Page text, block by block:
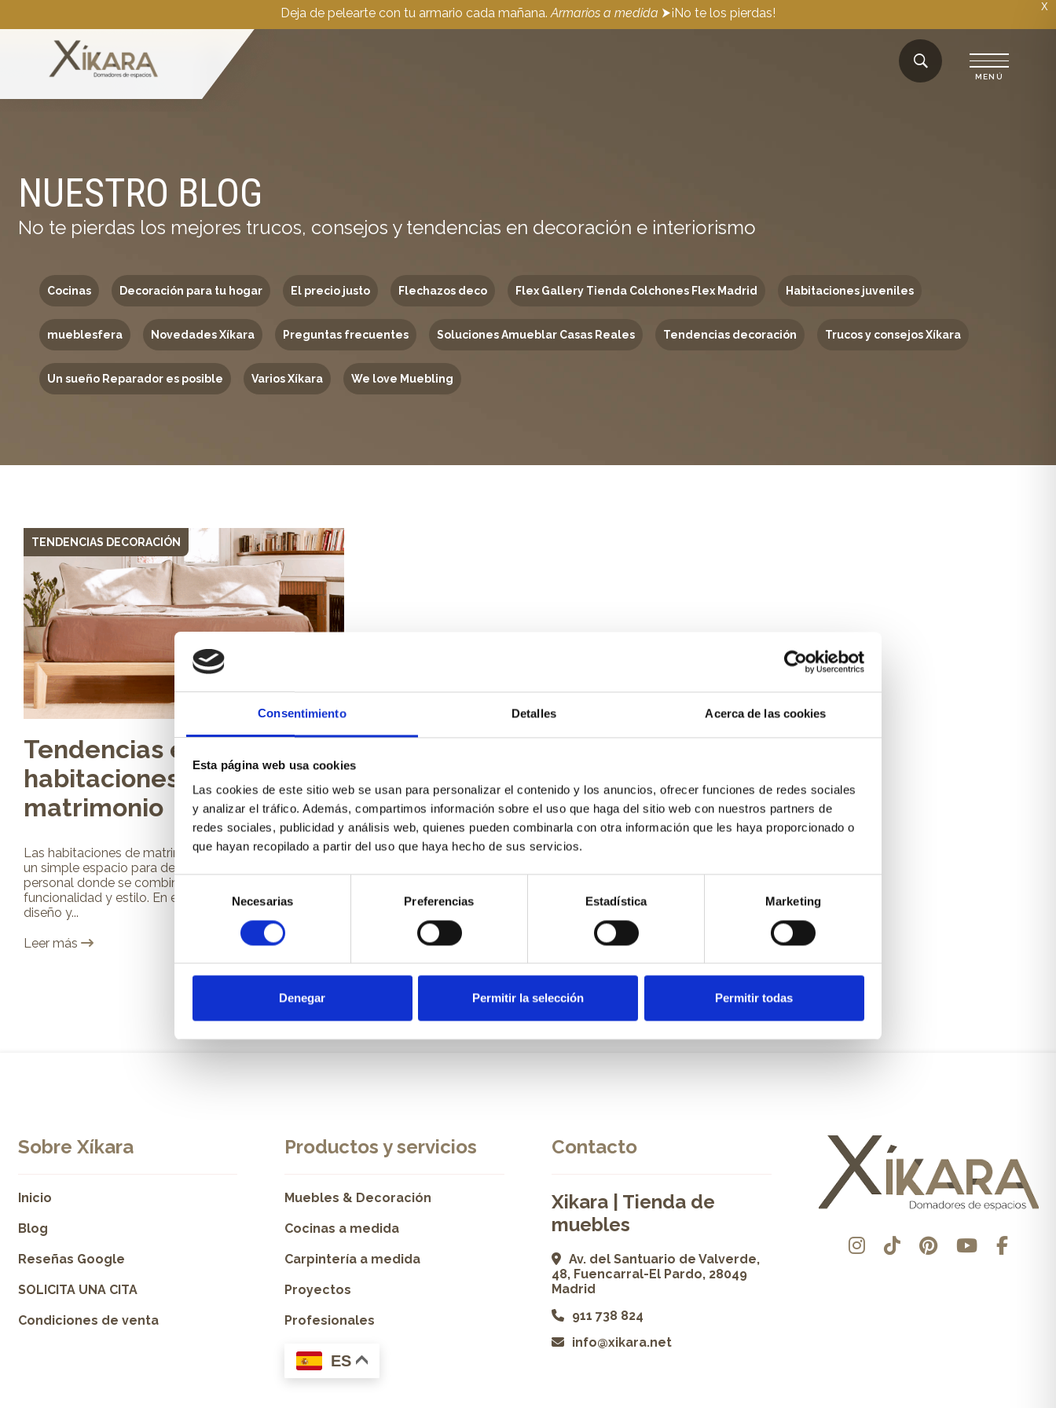
Consentimiento Detalles Acerca de las cookies
Esta página web usa cookies
Las cookies de este sitio web se usan para personalizar el contenido y los anuncios, ofrecer funciones de redes sociales
y analizar el tráfico. Además, compartimos información sobre el uso que haga del sitio web con nuestros partners de
redes sociales, publicidad y análisis web, quienes pueden combinarla con otra información que les haya proporcionado o
que hayan recopilado a partir del uso que haya hecho de sus servicios.
Selección
de
consentimiento
Necesarias Preferencias Estadística Marketing
Denegar Permitir la selección Permitir todas
X
Deja de pelearte con tu armario cada mañana. Armarios a medida ⮞¡No te los pierdas!
NUESTRO BLOG
No te pierdas los mejores trucos, consejos y tendencias en decoración e interiorismo
Cocinas Decoración para tu hogar El precio justo Flechazos deco Flex Gallery Tienda Colchones Flex Madrid Habitaciones juveniles
mueblesfera Novedades Xíkara Preguntas frecuentes Soluciones Amueblar Casas Reales Tendencias decoración Trucos y consejos Xíkara
Un sueño Reparador es posible Varios Xíkara We love Muebling
TENDENCIAS DECORACIÓN
Tendencias en
habitaciones de
matrimonio
Las habitaciones de matrimonio son mucho más que
un simple espacio para descansar; son un refugio
personal donde se combinan comodidad,
funcionalidad y estilo. En el 2025, las tendencias en
diseño y...
Leer más
Sobre Xíkara
Inicio
Blog
Reseñas Google
SOLICITA UNA CITA
Condiciones de venta
Productos y servicios
Muebles & Decoración
Cocinas a medida
Carpintería a medida
Proyectos
Profesionales
ES
Contacto
Xikara | Tienda de
muebles
Av. del Santuario de Valverde,
48, Fuencarral-El Pardo, 28049
Madrid
911 738 824
info@xikara.net